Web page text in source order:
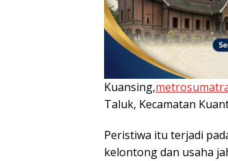
Kuansing,
Taluk, Kecamatan
Peristiwa itu terjadi
kelontong dan usaha